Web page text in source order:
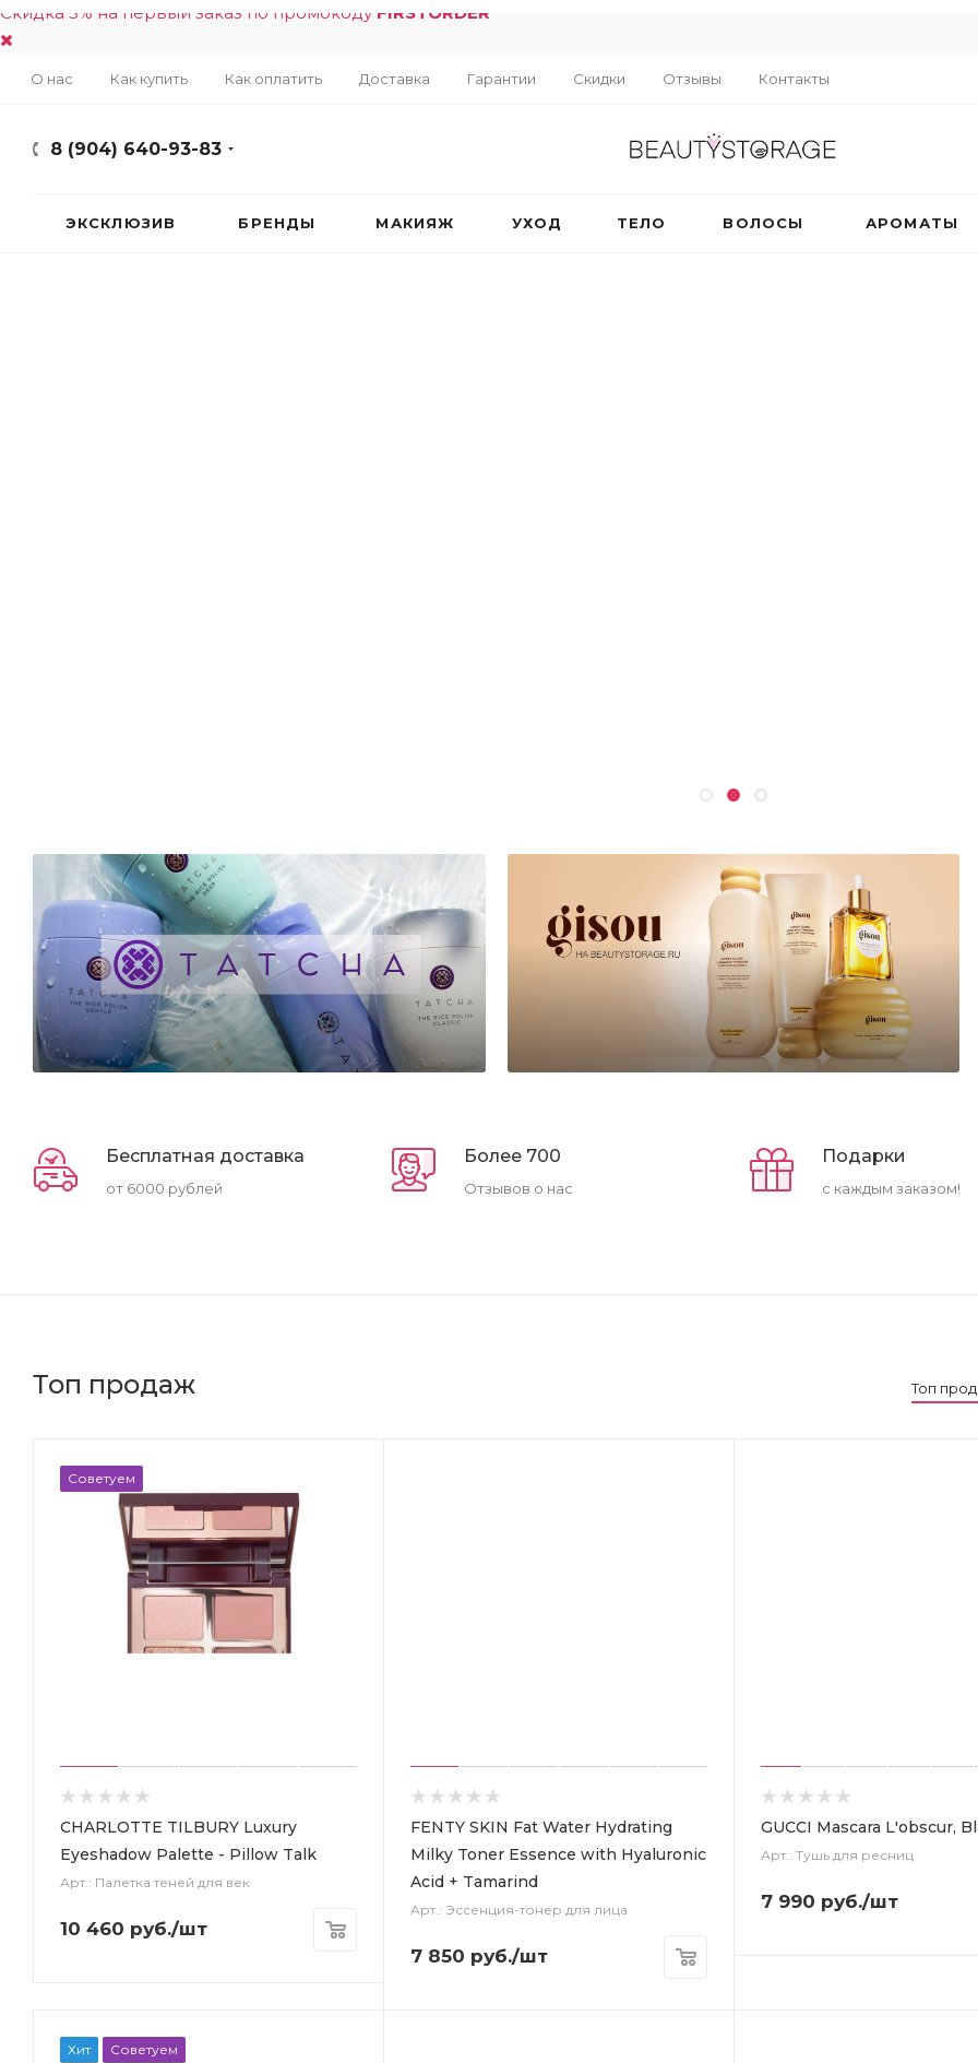
Скидка 5% на первый заказ по промокоду FIRSTORDER
О нас Как купить Как оплатить Доставка Гарантии Скидки Отзывы Контакты
8 (904) 640-93-83
ЭКСКЛЮЗИВ БРЕНДЫ МАКИЯЖ УХОД ТЕЛО ВОЛОСЫ АРОМАТЫ
Бесплатная доставка
от 6000 рублей
Более 700
Отзывов о нас
Подарки
с каждым заказом!
Топ продаж Топ
Советуем
CHARLOTTE TILBURY Luxury
Eyeshadow Palette - Pillow Talk
Арт.: Палетка теней для век
10 460 руб./шт
FENTY SKIN Fat Water Hydrating
Milky Toner Essence with Hyaluronic
Acid + Tamarind
Арт.: Эссенция-тонер для лица
7 850 руб./шт
GUCCI Mascara L'obscur,
Арт.: Тушь для ресниц
7 990 руб./шт
Хит Советуем